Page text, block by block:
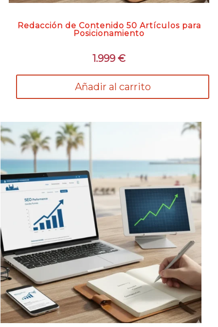
Redacción de Contenido 50 Artículos para
Posicionamiento
1.999 €
Añadir al carrito